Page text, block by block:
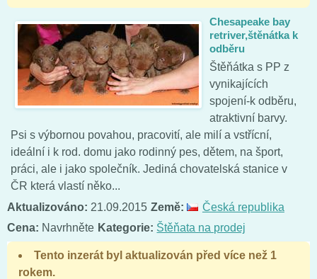
Chesapeake bay
retriver,štěnátka k
odběru
Štěňátka s PP z
vynikajících
spojení-k odběru,
atraktivní barvy.
Psi s výbornou povahou, pracovití, ale milí a vstřícní,
ideální i k rod. domu jako rodinný pes, dětem, na šport,
práci, ale i jako společník. Jediná chovatelská stanice v
ČR která vlastí něko...
Aktualizováno: 21.09.2015 Země:
Česká republika
Cena: Navrhněte Kategorie: Štěňata na prodej
Tento inzerát byl aktualizován před více než 1
rokem.